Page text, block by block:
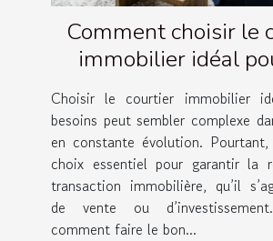
Comment choisir le
immobilier idéal
besoins ?
Choisir le courtier immobilier
besoins peut sembler complexe
en constante évolution. Pourtant,
choix essentiel pour garantir la
transaction immobilière, qu’il
de vente ou
comment faire le bon...